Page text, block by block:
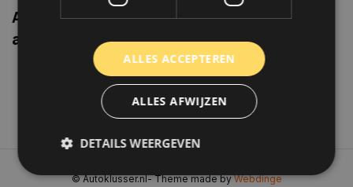
Altijd de nieuwste producten en
aanbiedingen weten?
Abonneer
© Autoklusser.nl- Theme made byWebdinge
ALLES ACCEPTEREN
ALLES AFWIJZEN
DETAILS WEERGEVEN